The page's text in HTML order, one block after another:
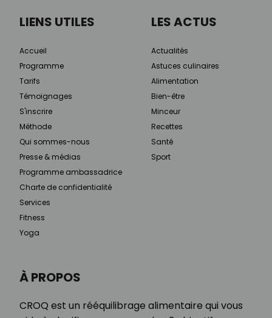
À PROPOS
CROQ est un rééquilibrage alimentaire qui vous
LIENS UTILES
Accueil
Programme
Tarifs
Témoignages
S'inscrire
Méthode
Qui sommes-nous
Presse & médias
Programme ambassadrice
Charte de confidentialité
Services
Fitness
Yoga
LES ACTUS
Actualités
Astuces culinaires
Alimentation
Bien-être
Minceur
Recettes
Santé
Sport